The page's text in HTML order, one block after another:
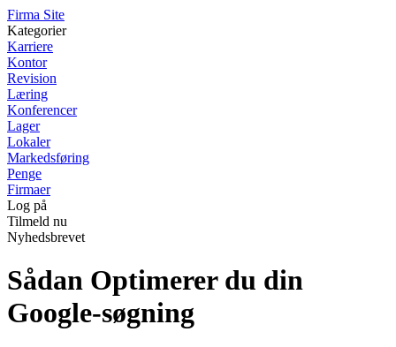
Firma Site
Kategorier
Karriere
Kontor
Revision
Læring
Konferencer
Lager
Lokaler
Markedsføring
Penge
Firmaer
Log på
Tilmeld nu
Nyhedsbrevet
Sådan Optimerer du din
Google-søgning